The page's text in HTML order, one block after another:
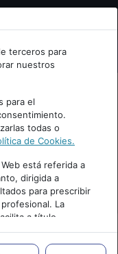
Cancelar
terceros para
nuestros
para el
todas o
de Cookies.
está referida a
dirigida a
para prescribir
La
a título
de los
y decidir, en